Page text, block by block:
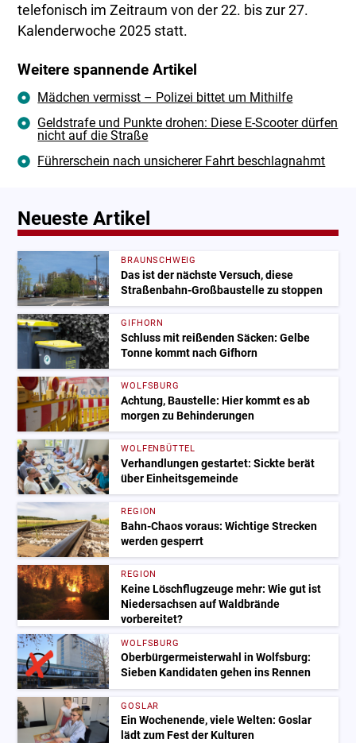
telefonisch im Zeitraum von der 22. bis zur 27.
Kalenderwoche 2025 statt.
Weitere spannende Artikel
Mädchen vermisst – Polizei bittet um Mithilfe
Geldstrafe und Punkte drohen: Diese E-Scooter dürfen
nicht auf die Straße
Führerschein nach unsicherer Fahrt beschlagnahmt
Neueste Artikel
BRAUNSCHWEIG
Das ist der nächste Versuch, diese
Straßenbahn-Großbaustelle zu stoppen
GIFHORN
Schluss mit reißenden Säcken: Gelbe
Tonne kommt nach Gifhorn
WOLFSBURG
Achtung, Baustelle: Hier kommt es ab
morgen zu Behinderungen
WOLFENBÜTTEL
Verhandlungen gestartet: Sickte berät
über Einheitsgemeinde
REGION
Bahn-Chaos voraus: Wichtige Strecken
werden gesperrt
REGION
Keine Löschflugzeuge mehr: Wie gut ist
Niedersachsen auf Waldbrände
vorbereitet?
WOLFSBURG
Oberbürgermeisterwahl in Wolfsburg:
Sieben Kandidaten gehen ins Rennen
GOSLAR
Ein Wochenende, viele Welten: Goslar
lädt zum Fest der Kulturen